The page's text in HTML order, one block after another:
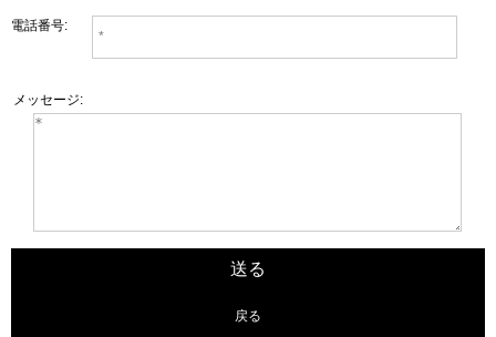
電話番号:
メッセージ:
戻る